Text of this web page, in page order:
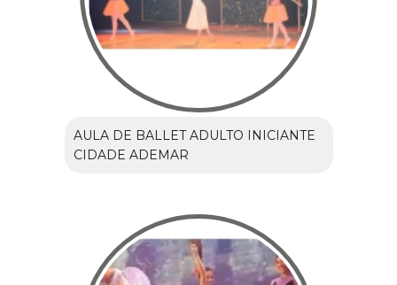
AULA DE BALLET ADULTO INICIANTE
CIDADE ADEMAR